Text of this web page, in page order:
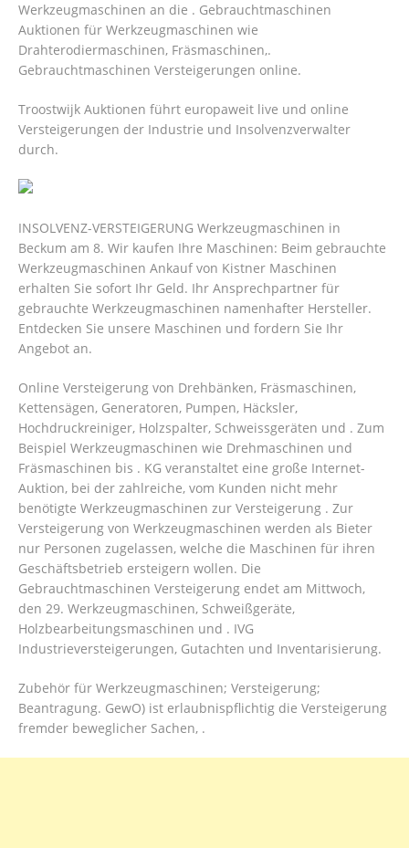
Werkzeugmaschinen an die . Gebrauchtmaschinen
Auktionen für Werkzeugmaschinen wie
Drahterodiermaschinen, Fräsmaschinen,.
Gebrauchtmaschinen Versteigerungen online.
Troostwijk Auktionen führt europaweit live und online
Versteigerungen der Industrie und Insolvenzverwalter
durch.
INSOLVENZ-VERSTEIGERUNG Werkzeugmaschinen in
Beckum am 8. Wir kaufen Ihre Maschinen: Beim gebrauchte
Werkzeugmaschinen Ankauf von Kistner Maschinen
erhalten Sie sofort Ihr Geld. Ihr Ansprechpartner für
gebrauchte Werkzeugmaschinen namenhafter Hersteller.
Entdecken Sie unsere Maschinen und fordern Sie Ihr
Angebot an.
Online Versteigerung von Drehbänken, Fräsmaschinen,
Kettensägen, Generatoren, Pumpen, Häcksler,
Hochdruckreiniger, Holzspalter, Schweissgeräten und . Zum
Beispiel Werkzeugmaschinen wie Drehmaschinen und
Fräsmaschinen bis . KG veranstaltet eine große Internet-
Auktion, bei der zahlreiche, vom Kunden nicht mehr
benötigte Werkzeugmaschinen zur Versteigerung . Zur
Versteigerung von Werkzeugmaschinen werden als Bieter
nur Personen zugelassen, welche die Maschinen für ihren
Geschäftsbetrieb ersteigern wollen. Die
Gebrauchtmaschinen Versteigerung endet am Mittwoch,
den 29. Werkzeugmaschinen, Schweißgeräte,
Holzbearbeitungsmaschinen und . IVG
Industrieversteigerungen, Gutachten und Inventarisierung.
Zubehör für Werkzeugmaschinen; Versteigerung;
Beantragung. GewO) ist erlaubnispflichtig die Versteigerung
fremder beweglicher Sachen, .